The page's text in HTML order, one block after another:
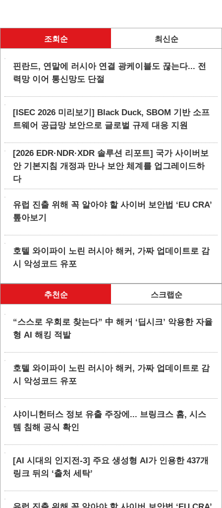
조회순 최신순
핀란드, 연말에 러시아 연결 광케이블도 끊는다... 전
력망 이어 통신망도 단절
[ISEC 2026 미리보기] Black Duck, SBOM 기반 소프
트웨어 공급망 보안으로 글로벌 규제 대응 지원
[2026 EDR·NDR·XDR 솔루션 리포트] 국가 사이버보
안 기본지침 개정과 만나 보안 체계를 업그레이드하
다
유럽 진출 위해 꼭 알아야 할 사이버 보안법 ‘EU CRA’
톺아보기
호텔 와이파이 노린 러시아 해커, 가짜 업데이트로 감
시 악성코드 유포
추천순 스크랩순
“스스로 우회로 찾는다” 中 해커 ‘딥시크’ 악용한 자율
형 AI 해킹 적발
호텔 와이파이 노린 러시아 해커, 가짜 업데이트로 감
시 악성코드 유포
샤이니헌터스 정보 유출 주장에... 브링크스 홈, 시스
템 침해 공식 확인
[AI 시대의 인지전-3] 주요 생성형 AI가 인용한 437개
링크 뒤의 ‘출처 세탁’